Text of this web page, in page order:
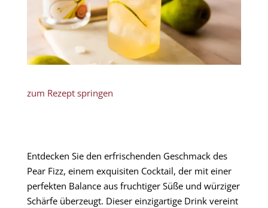
zum Rezept springen
Entdecken Sie den erfrischenden Geschmack des
Pear Fizz, einem exquisiten Cocktail, der mit einer
perfekten Balance aus fruchtiger Süße und würziger
Schärfe überzeugt. Dieser einzigartige Drink vereint